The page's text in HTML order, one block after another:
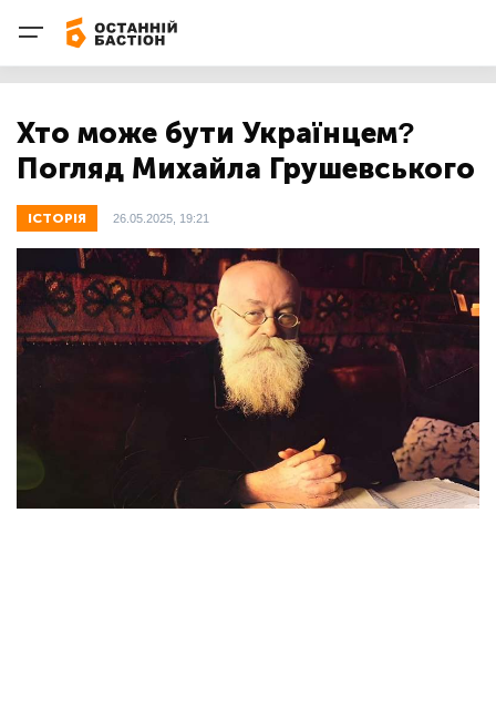
Хто може бути Українцем?
Погляд Михайла Грушевського
ІСТОРІЯ 26.05.2025, 19:21